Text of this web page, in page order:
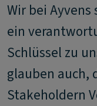
Wir bei
ein
Schlüssel zu
glauben auch,
Stakeholdern